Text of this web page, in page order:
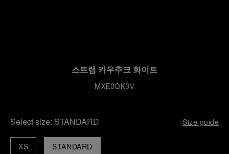
스트랩 카우추크 화이트
MXE0QK3V
Select size: STANDARD Size guide
STANDARD
XS